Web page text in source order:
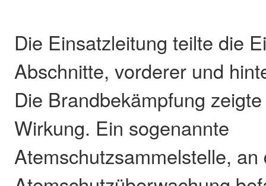
Die Einsatzleitung teilte die
Abschnitte, vorderer und
Die Brandbekämpfung
Wirkung. Ein sogenannte
Atemschutzsammelstelle,